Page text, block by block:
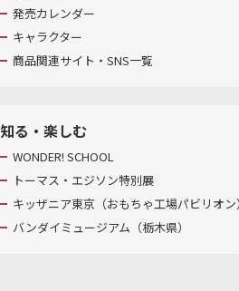
発売カレンダー
キャラクター
商品関連サイト・SNS一覧
知る・楽しむ
WONDER! SCHOOL
トーマス・エジソン特別展
キッザニア東京（おもちゃ工場パビリオ
バンダイミュージアム（栃木県）